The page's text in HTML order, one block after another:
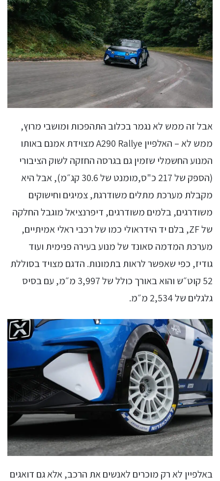
אבל זה ממש לא נגמר בכלוב התהפכות ומושבי מרוץ,
ממש לא – האלפיין A290 Rallye מצוידת אמנם באותו
המנוע החשמלי שזמין גם בגרסה החזקה לשוק הציבורי
(הספק של 217 כ"ס,מומנט של 30.6 קג״מ), אבל היא
מקבלת מערכת מתלים משודרגת, צמיגים וחישוקים
משודרגים, בלמים משודרגים, דיפרנציאל מוגבל החלקה
של ZF, בלם יד הידראולי כמו של רכבי ראלי אמיתיים,
מערכת המדמה סאונד של מנוע בעירה פנימית ועוד
גודיז, כפי שאפשר לראות בתמונות. הדגם מצויד בסוללת
52 קוט״ש והוא באורך כולל של 3,997 מ״מ, עם בסיס
גלגלים של 2,534 מ״מ.
באלפיין לא רק מוכרים לאנשים את הרכב, אלא גם דואגים